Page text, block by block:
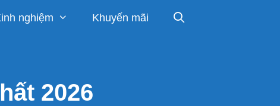
nghiệm Khuyến mãi
2026